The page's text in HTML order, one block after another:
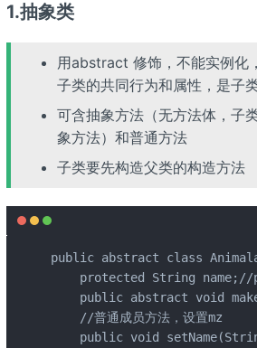
1.抽象类
用abstract 修饰，不能实例化
子类的共同行为和属性，是子
可含抽象方法（无方法体，子
象方法）和普通方法
子类要先构造父类的构造方法
public abstract class
protected String name;//
public abstract void
    //普通成员方法，设置mz
public void